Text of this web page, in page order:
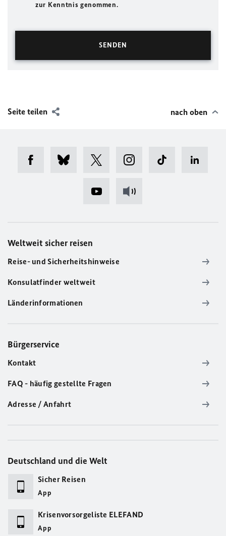
zur Kenntnis genommen.
Seite teilen nach oben
Weltweit sicher reisen
Reise- und Sicherheitshinweise
Konsulatfinder weltweit
Länderinformationen
Bürgerservice
Kontakt
FAQ - häufig gestellte Fragen
Adresse / Anfahrt
Deutschland und die Welt
Sicher Reisen
App
Krisenvorsorgeliste ELEFAND
App